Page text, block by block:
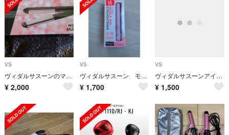
VS
ヴィダルサスーンのマルチヘアアイロン
¥ 2,000
VS
ヴィダルサスーン モバイルストレートアイロン
¥ 1,700
VS
ヴィダルサスーンアイロン グラスプレート
¥ 1,500